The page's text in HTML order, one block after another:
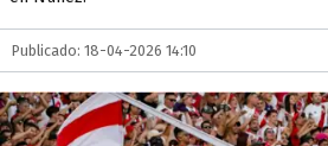
Publicado: 18-04-2026 14:10